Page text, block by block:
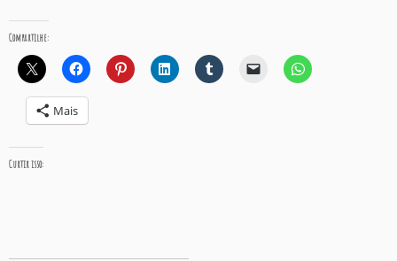
Compartilhe:
Mais
Curtir isso: